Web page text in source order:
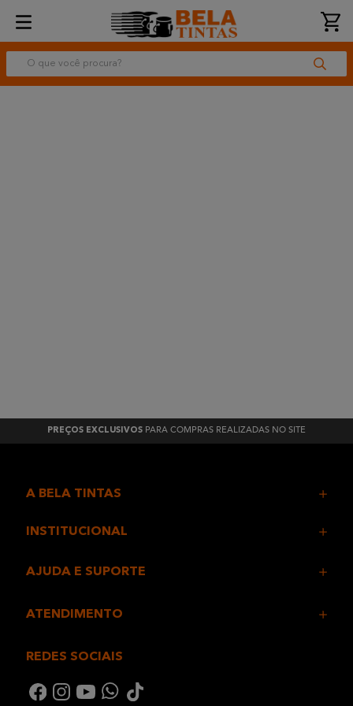
O que você procura?
PREÇOS EXCLUSIVOS PARA COMPRAS REALIZADAS NO SITE
A BELA TINTAS
INSTITUCIONAL
AJUDA E SUPORTE
ATENDIMENTO
REDES SOCIAIS